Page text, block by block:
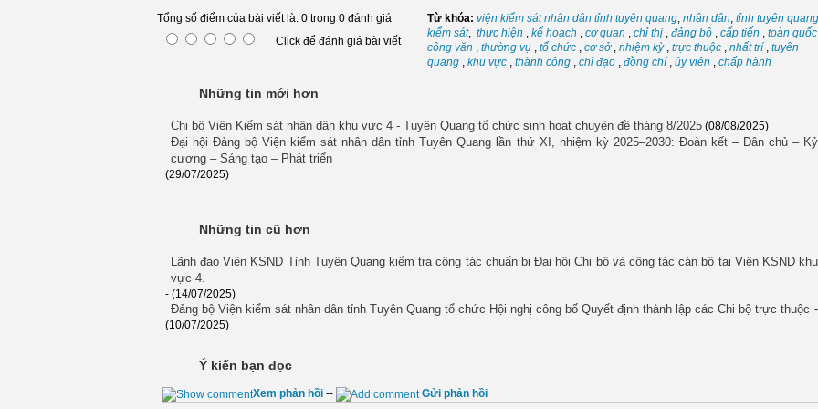
Tổng số điểm của bài viết là: 0 trong 0 đánh giá
Click để đánh giá bài viết
Từ khóa: viện kiểm sát nhân dân tỉnh tuyên quang, nhân dân, tỉnh tuyên quang
kiểm sát, thực hiện , kế hoạch , cơ quan , chỉ thị , đảng bộ , cấp tiến , toàn quốc
công văn , thường vụ , tổ chức , cơ sở, nhiệm kỳ, trực thuộc , nhất trí , tuyên
quang , khu vực , thành công , chỉ đạo , đồng chí , ủy viên , chấp hành
Những tin mới hơn
Chi bộ Viện Kiểm sát nhân dân khu vực 4 - Tuyên Quang tổ chức sinh hoạt chuyên đề tháng 8/2025 (08/08/2025)
Đại hội Đảng bộ Viện kiểm sát nhân dân tỉnh Tuyên Quang lần thứ XI, nhiệm kỳ 2025–2030: Đoàn kết – Dân chủ – Kỷ
cương – Sáng tạo – Phát triển
(29/07/2025)
Những tin cũ hơn
Lãnh đạo Viện KSND Tỉnh Tuyên Quang kiểm tra công tác chuẩn bị Đại hội Chi bộ và công tác cán bộ tại Viện KSND khu
vực 4.
- (14/07/2025)
Đảng bộ Viện kiểm sát nhân dân tỉnh Tuyên Quang tổ chức Hội nghị công bố Quyết định thành lập các Chi bộ trực thuộc -
(10/07/2025)
Ý kiến bạn đọc
Xem phản hồi -- Gửi phản hồi